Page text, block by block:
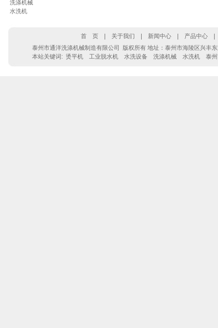
洗涤机械
水洗机
首 页 关于我们 新闻中心 产品中心
泰州市通洋洗涤机械制造有限公司 版权所有 地址：泰州市海陵区兴
本站关键词: 烫平机 工业脱水机 水洗设备 洗涤机械 水洗机 泰